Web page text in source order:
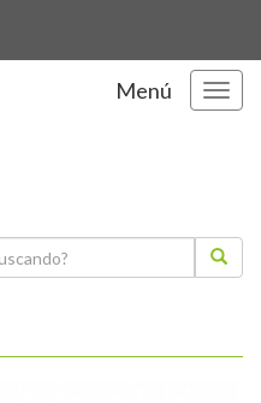
Menú
Menú